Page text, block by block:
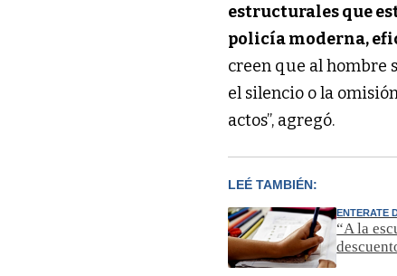
estructurales que
policía moderna,
creen que al hombre
el silencio o la
actos”, agregó.
LEÉ TAMBIÉN:
ENTERATE
“A la